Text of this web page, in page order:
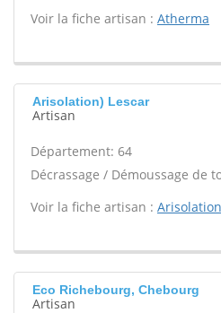
Voir la fiche artisan : Atherma
Arisolation) Lescar
Artisan
Département: 64
Décrassage / Démoussage de
Voir la fiche artisan :
Eco Richebourg, Chebourg
Artisan